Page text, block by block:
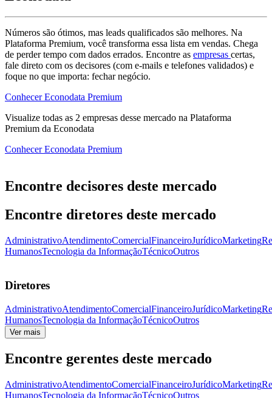
Números são ótimos, mas leads qualificados são melhores. Na
Plataforma Premium, você transforma essa lista em vendas. Chega
de perder tempo com dados errados. Encontre as empresas certas,
fale direto com os decisores (com e-mails e telefones validados) e
foque no que importa: fechar negócio.
Conhecer Econodata Premium
Visualize todas as 2 empresas desse mercado na Plataforma
Premium da Econodata
Conhecer Econodata Premium
Encontre decisores deste mercado
Encontre diretores deste mercado
AdministrativoAtendimentoComercialFinanceiroJurídicoMarketing
HumanosTecnologia da InformaçãoTécnicoOutros
Diretores
AdministrativoAtendimentoComercialFinanceiroJurídicoMarketing
HumanosTecnologia da InformaçãoTécnicoOutros
Ver mais
Encontre gerentes deste mercado
AdministrativoAtendimentoComercialFinanceiroJurídicoMarketing
HumanosTecnologia da InformaçãoTécnicoOutros